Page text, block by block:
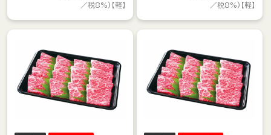
／税8%)【軽】
／税8%)【軽】